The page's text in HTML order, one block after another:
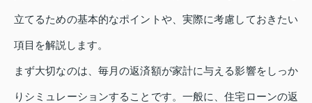
立てるための基本的なポイントや、実際に考慮しておきたい
項目を解説します。
まず大切なのは、毎月の返済額が家計に与える影響をしっか
りシミュレーションすることです。一般に、住宅ローンの返